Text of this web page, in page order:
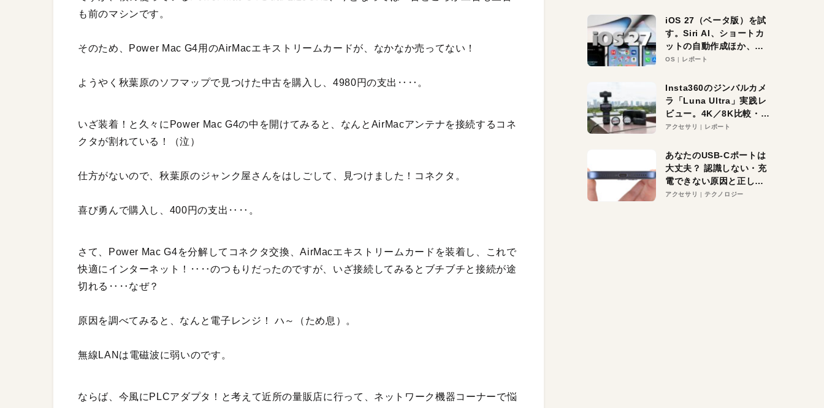
も前のマシンです。
そのため、Power Mac G4用のAirMacエキストリームカードが、なかなか売ってない！
ようやく秋葉原のソフマップで見つけた中古を購入し、4980円の支出‥‥。
いざ装着！と久々にPower Mac G4の中を開けてみると、なんとAirMacアンテナを接続するコネ
クタが割れている！（泣）
仕方がないので、秋葉原のジャンク屋さんをはしごして、見つけました！コネクタ。
喜び勇んで購入し、400円の支出‥‥。
さて、Power Mac G4を分解してコネクタ交換、AirMacエキストリームカードを装着し、これで
快適にインターネット！‥‥のつもりだったのですが、いざ接続してみるとブチブチと接続が途
切れる‥‥なぜ？
原因を調べてみると、なんと電子レンジ！ ハ～（ため息）。
無線LANは電磁波に弱いのです。
ならば、今風にPLCアダプタ！と考えて近所の量販店に行って、ネットワーク機器コーナーで悩
iOS 27（ベータ版）を試
す。Siri AI、ショートカ
ットの自動作成ほか、期
待大の便利機能5選。
る未来はすぐそこ！
OS レポート
Insta360のジンバルカメ
ラ「Luna Ultra」実践レ
ビュー。4K／8K比較・ズ
ーム・夜間撮影をチェッ
アクセサリ レポート
あなたのUSB-Cポートは
大丈夫？ 認識しない・充
電できない原因と正しい
対策
アクセサリ テクノロジー